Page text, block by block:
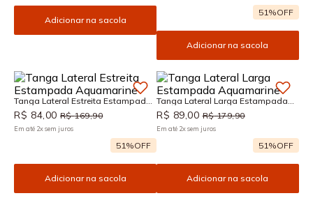
Adicionar na sacola
51%OFF
Adicionar na sacola
Tanga Lateral Estreita Estampada
Aquamarine
R$ 84,00 R$ 169,90
Em até 2xsem juros
51%OFF
Adicionar na sacola
Tanga Lateral Larga Estampada
Aquamarine
R$ 89,00 R$ 179,90
Em até 2xsem juros
51%OFF
Adicionar na sacola